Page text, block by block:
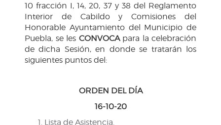
10 fracción I, 14, 20, 37 y 38 del Reglamento
Interior de Cabildo y Comisiones del
Honorable Ayuntamiento del Municipio de
Puebla, se les CONVOCApara la celebración
de dicha Sesión, en donde se tratarán los
siguientes puntos del:
ORDEN DEL DÍA
16-10-20
Lista de Asistencia.